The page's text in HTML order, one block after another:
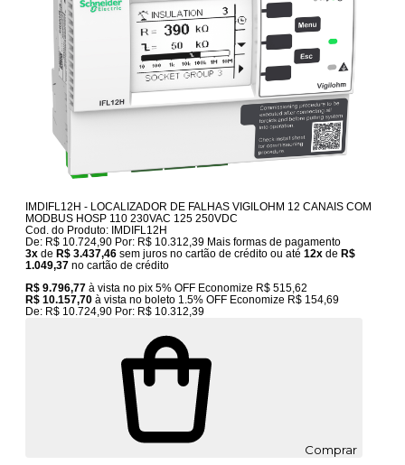
IMDIFL12H - LOCALIZADOR DE FALHAS VIGILOHM 12 CANAIS COM
MODBUS HOSP 110 230VAC 125 250VDC
Cod. do Produto: IMDIFL12H
De: R$ 10.724,90 Por: R$ 10.312,39 Mais formas de pagamento
3x deR$ 3.437,46 sem juros no cartão de crédito ou até12x deR$
1.049,37 no cartão de crédito
R$ 9.796,77à vista no pix5% OFF Economize R$ 515,62
R$ 10.157,70à vista no boleto 1.5% OFF Economize R$ 154,69
De: R$ 10.724,90 Por: R$ 10.312,39
Comprar